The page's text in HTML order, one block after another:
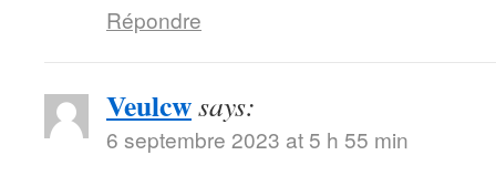
Répondre
Veulcwsays:
6 septembre 2023 at 5 h 55 min